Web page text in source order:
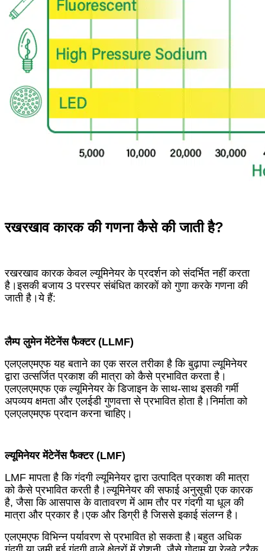
रखरखाव कारक की गणना कैसे की जाती है?
रखरखाव कारक केवल ल्यूमिनेयर के प्रदर्शन को संदर्भित नहीं करता
है।इसकी बजाय 3 परस्पर संबंधित कारकों को गुणा करके गणना की
जाती है।ये हैं:
लैम्प लुमेन मेंटेनेंस फैक्टर (LLMF)
एलएलएमएफ यह बताने का एक सरल तरीका है कि बुढ़ापा ल्यूमिनेयर
द्वारा उत्सर्जित प्रकाश की मात्रा को कैसे प्रभावित करता है।
एलएलएमएफ एक ल्यूमिनेयर के डिजाइन के साथ-साथ इसकी गर्मी
अपव्यय क्षमता और एलईडी गुणवत्ता से प्रभावित होता है।निर्माता को
एलएलएमएफ प्रदान करना चाहिए।
ल्यूमिनेयर मेंटेनेंस फैक्टर (LMF)
LMF मापता है कि गंदगी ल्यूमिनेयर द्वारा उत्पादित प्रकाश की मात्रा
को कैसे प्रभावित करती है।ल्यूमिनेयर की सफाई अनुसूची एक कारक
है, जैसा कि आसपास के वातावरण में आम तौर पर गंदगी या धूल की
मात्रा और प्रकार है।एक और डिग्री है जिससे इकाई संलग्न है।
एलएमएफ विभिन्न पर्यावरण से प्रभावित हो सकता है।बहुत अधिक